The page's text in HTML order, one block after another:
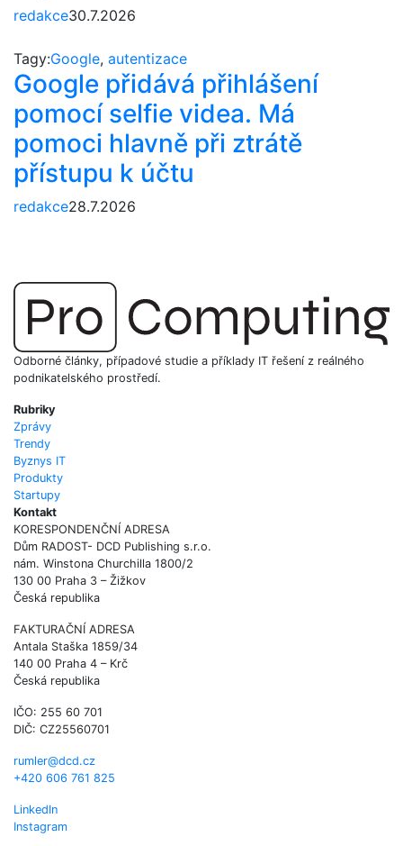
redakce30.7.2026
Tagy:Google, autentizace
Google přidává přihlášení
pomocí selfie videa. Má
pomoci hlavně při ztrátě
přístupu k účtu
redakce28.7.2026
Odborné články, případové studie a příklady IT řešení z reálného
podnikatelského prostředí.
Rubriky
Zprávy
Trendy
Byznys IT
Produkty
Startupy
Kontakt
KORESPONDENČNÍ ADRESA
Dům RADOST- DCD Publishing s.r.o.
nám. Winstona Churchilla 1800/2
130 00 Praha 3 – Žižkov
Česká republika
FAKTURAČNÍ ADRESA
Antala Staška 1859/34
140 00 Praha 4 – Krč
Česká republika
IČO: 255 60 701
DIČ: CZ25560701
rumler@dcd.cz
+420 606 761 825
LinkedIn
Instagram